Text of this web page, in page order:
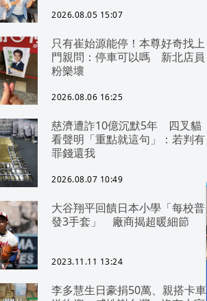
漢光42演習
2026.08.05 15:07
只有崔始源能停！本尊好奇找上
門親問：停車可以嗎 新北店員
粉樂壞
2026.08.06 16:25
慈濟遭詐10億沉默5年 四叉貓
看聲明「重點就這句」：若判有
罪錢還我
2026.08.07 10:49
大谷翔平回饋日本小學「每校普
發3手套」 廠商揭超暖細節
2023.11.11 13:24
李多慧生日豪捐50萬、親搭卡車